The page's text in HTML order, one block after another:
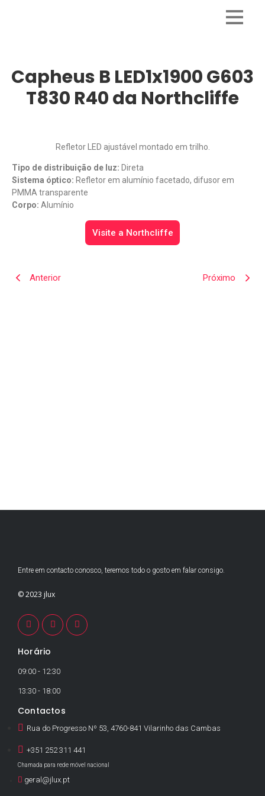
Capheus B LED1x1900 G603
T830 R40 da Northcliffe
Refletor LED ajustável montado em trilho.
Tipo de distribuição de luz: Direta
Sistema óptico: Refletor em alumínio facetado, difusor em
PMMA transparente
Corpo: Alumínio
Visite a Northcliffe
Anterior Próximo
Entre em contacto conosco, teremos todo o gosto em falar consigo.
© 2023 jlux
Horário
09:00 - 12:30
13:30 - 18:00
Contactos
Rua do Progresso Nº 53, 4760-841 Vilarinho das Cambas
+351 252 311 441
Chamada para rede móvel nacional
geral@jlux.pt